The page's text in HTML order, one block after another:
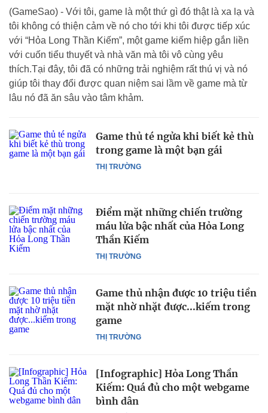
(GameSao) - Với tôi, game là một thứ gì đó thật là xa lạ và
tôi không có thiện cảm về nó cho tới khi tôi được tiếp xúc
với “Hỏa Long Thần Kiếm”, một game kiếm hiệp gắn liền
với cuốn tiểu thuyết và nhà văn mà tôi vô cùng yêu
thích.Tại đây, tôi đã có những trải nghiệm rất thú vị và nó
giúp tôi thay đổi được quan niệm sai lầm về game mà từ
lâu nó đã ăn sâu vào tâm khảm.
THỊ TRƯỜNG
Game thủ té ngửa khi biết kẻ thù
trong game là một bạn gái
THỊ TRƯỜNG
Điểm mặt những chiến trường
máu lửa bậc nhất của Hỏa Long
Thần Kiếm
THỊ TRƯỜNG
Game thủ nhận được 10 triệu tiền
mặt nhờ nhặt được...kiếm trong
game
[Infographic] Hỏa Long Thần
Kiếm: Quá đủ cho một webgame
bình dân